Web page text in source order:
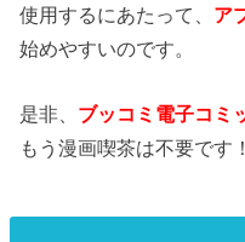
使用するにあたって、 ア
始めやすいのです。
是非、 ブッコミ電子コミ
もう漫画喫茶は不要です！